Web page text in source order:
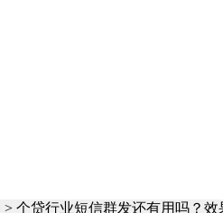
> 个贷行业短信群发还有用吗？效